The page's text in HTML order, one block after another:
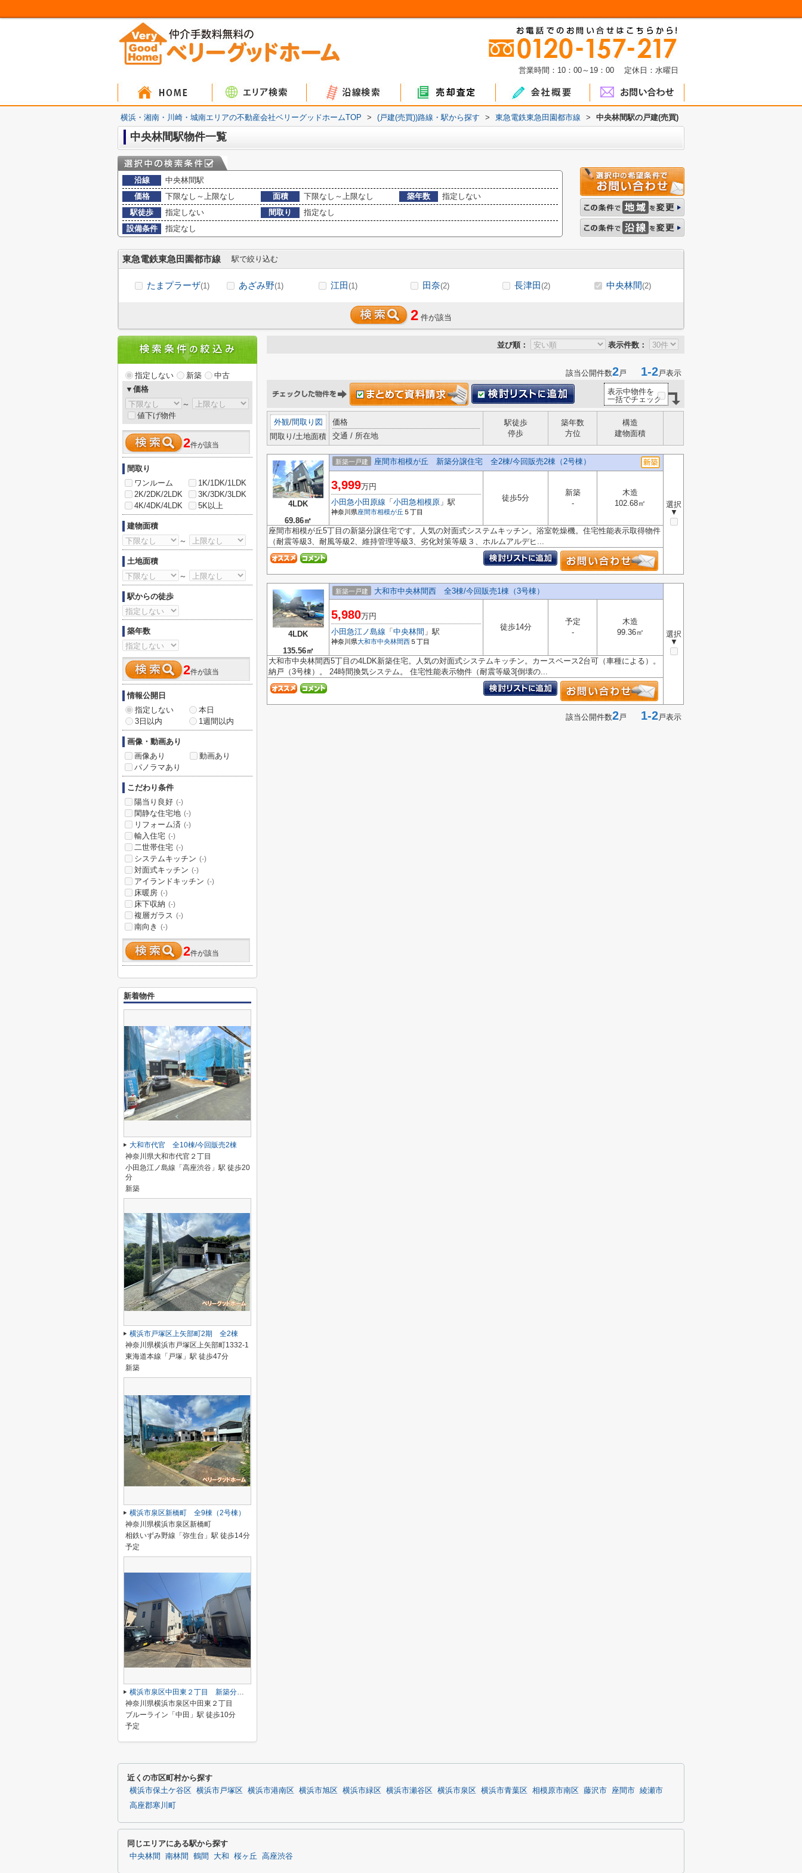
営業時間：10：00～19：00 定休日：水曜日
戸建て
マンション
土地 戸建て
マンション
土地
横浜・湘南・川崎・城南エリアの不動産会社ベリーグッドホームTOP > (戸建(売買))路線・駅から探す > 東急電鉄東急田園都市線 > 中央林間駅の戸建(売買)
中央林間駅物件一覧
沿線
中央林間駅
価格
下限なし～上限なし 面積 下限なし～上限なし 築年数
指定しない
駅徒歩
指定しない 間取り
指定なし
設備条件
指定なし
東急電鉄東急田園都市線 駅で絞り込む
たまプラーザ(1) あざみ野(1) 江田(1) 田奈(2) 長津田(2) 中央林間(2)
2 件が該当
並び順： 表示件数：
該当公開件数2戸 1-2戸表示
表示中物件を
一括でチェック
外観/間取り図
間取り/土地面積
価格
交通 / 所在地
駅徒歩
停歩
築年数
方位
構造
建物面積
4LDK
69.86㎡
新築一戸建 座間市相模が丘 新築分譲住宅 全2棟/今回販売2棟（2号棟）
選択
▼
3,999万円
小田急小田原線 「 小田急相模原 」駅
神奈川県座間市相模が丘 ５丁目
徒歩5分
新築
-
木造
102.68㎡
座間市相模が丘5丁目の新築分譲住宅です。人気の対面式システムキッチン。浴室乾燥機。住宅性能表示取得物件
（耐震等級3、耐風等級2、維持管理等級3、劣化対策等級３、ホルムアルデヒ...
4LDK
135.56㎡
新築一戸建 大和市中央林間西 全3棟/今回販売1棟（3号棟）
選択
▼
5,980万円
小田急江ノ島線 「 中央林間 」駅
神奈川県大和市中央林間西 ５丁目
徒歩14分
予定
-
木造
99.36㎡
大和市中央林間西5丁目の4LDK新築住宅。人気の対面式システムキッチン。カースペース2台可（車種による）。
納戸（3号棟）。 24時間換気システム。 住宅性能表示物件（耐震等級3[倒壊の...
該当公開件数2戸 1-2戸表示
指定しない 新築
中古
▼価格
～
値下げ物件
2件が該当
間取り
ワンルーム
1K/1DK/1LDK
2K/2DK/2LDK
3K/3DK/3LDK
4K/4DK/4LDK
5K以上
建物面積
～
土地面積
～
駅からの徒歩
築年数
2件が該当
情報公開日
指定しない
本日
3日以内
1週間以内
画像・動画あり
画像あり
動画あり
パノラマあり
こだわり条件
陽当り良好 (-)
閑静な住宅地 (-)
リフォーム済 (-)
輸入住宅 (-)
二世帯住宅 (-)
システムキッチン (-)
対面式キッチン (-)
アイランドキッチン (-)
床暖房 (-)
床下収納 (-)
複層ガラス (-)
南向き (-)
2件が該当
新着物件
大和市代官 全10棟/今回販売2棟
神奈川県大和市代官２丁目
小田急江ノ島線「高座渋谷」駅 徒歩20
分
新築
横浜市戸塚区上矢部町2期 全2棟
神奈川県横浜市戸塚区上矢部町1332-1
東海道本線「戸塚」駅 徒歩47分
新築
横浜市泉区新橋町 全9棟（2号棟）
神奈川県横浜市泉区新橋町
相鉄いずみ野線「弥生台」駅 徒歩14分
予定
横浜市泉区中田東２丁目 新築分譲住宅 全４棟 今回販売4棟
神奈川県横浜市泉区中田東２丁目
ブルーライン「中田」駅 徒歩10分
予定
近くの市区町村から探す
横浜市保土ケ谷区 横浜市戸塚区 横浜市港南区 横浜市旭区 横浜市緑区 横浜市瀬谷区 横浜市泉区 横浜市青葉区 相模原市南区 藤沢市 座間市 綾瀬市
高座郡寒川町
同じエリアにある駅から探す
中央林間 南林間 鶴間 大和 桜ヶ丘 高座渋谷